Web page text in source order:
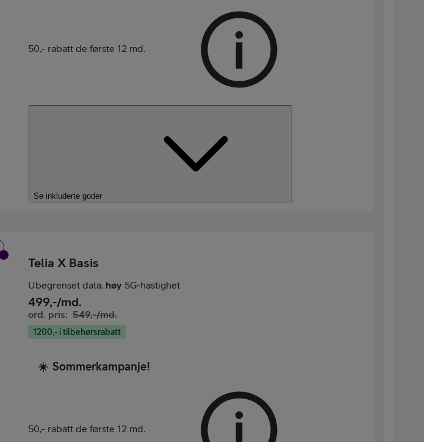
50,- rabatt de første 12 md.
Se inkluderte goder
Telia X Basis
Ubegrenset data, høy 5G-hastighet
499,-/md.
ord. pris: 549,-/md.
1200,- i tilbehørsrabatt
☀️ Sommerkampanje!
50,- rabatt de første 12 md.